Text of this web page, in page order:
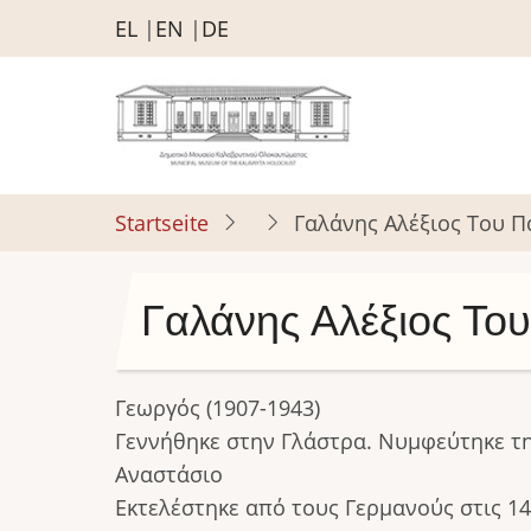
zum
EL EN DE
Startseite Γαλάνης Αλέξιος Του
Γαλάνης Αλέξιος
Γεωργός (1907-1943)
Γεννήθηκε στην Γλάστρα. Νυμφεύτηκε
Αναστάσιο
Εκτελέστηκε από τους Γερμανούς στις